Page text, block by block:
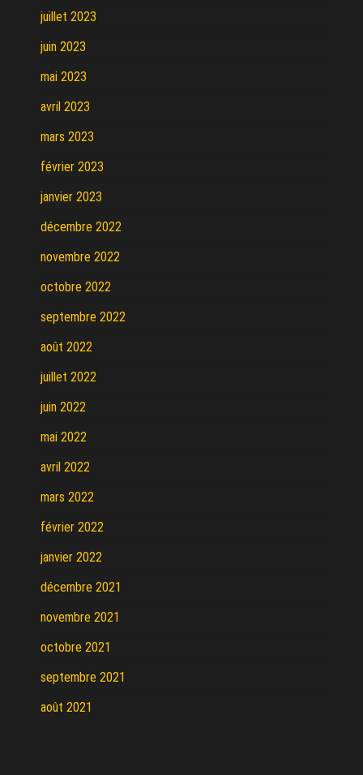
juillet 2023
juin 2023
mai 2023
avril 2023
mars 2023
février 2023
janvier 2023
décembre 2022
novembre 2022
octobre 2022
septembre 2022
août 2022
juillet 2022
juin 2022
mai 2022
avril 2022
mars 2022
février 2022
janvier 2022
décembre 2021
novembre 2021
octobre 2021
septembre 2021
août 2021